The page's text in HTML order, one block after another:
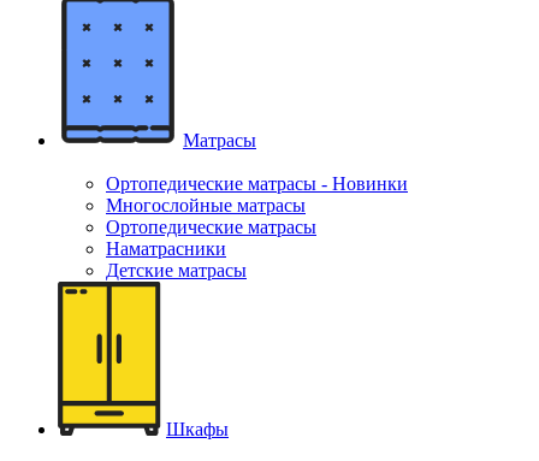
Матрасы
Ортопедические матрасы - Новинки
Многослойные матрасы
Ортопедические матрасы
Наматрасники
Детские матрасы
Шкафы